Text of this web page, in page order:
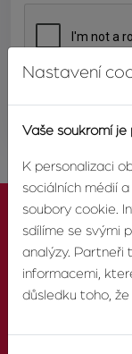
Nastavení
Vaše soukromí je
K personalizaci
sociálních médií
soubory cookie.
sdílíme se svými
analýzy. Partneři
informacemi,
důsledku toho,